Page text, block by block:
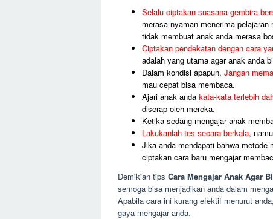
Selalu ciptakan suasana gembira
merasa nyaman menerima
tidak membuat anak anda merasa
Ciptakan pendekatan dengan cara
adalah yang utama agar anak anda
Dalam kondisi apapun, Jangan
mau cepat bisa membaca.
Ajari anak anda kata-kata terlebih
diserap oleh mereka.
Ketika sedang mengajar anak
Lakukanlah tes secara berkala,
Jika anda mendapati bahwa
ciptakan cara baru mengajar
Demikian tips Cara Mengajar Anak Agar
semoga bisa menjadikan anda dalam
Apabila cara ini kurang efektif menurut
gaya mengajar anda.